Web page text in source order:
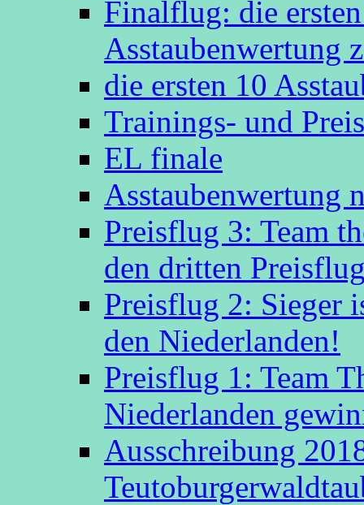
Finalflug: die
Asstaubenwertung
die ersten 10
Trainings- und
EL finale
Asstaubenwertung
Preisflug 3: Team
den dritten
Preisflug 2: Sieger
den Niederlanden!
Preisflug 1: Team
Niederlanden
Ausschreibung